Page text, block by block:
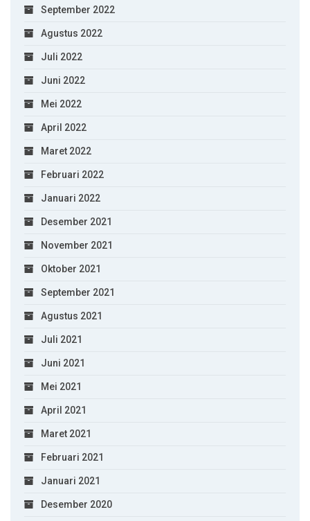
September 2022
Agustus 2022
Juli 2022
Juni 2022
Mei 2022
April 2022
Maret 2022
Februari 2022
Januari 2022
Desember 2021
November 2021
Oktober 2021
September 2021
Agustus 2021
Juli 2021
Juni 2021
Mei 2021
April 2021
Maret 2021
Februari 2021
Januari 2021
Desember 2020